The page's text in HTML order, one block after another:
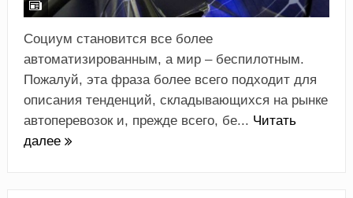
Социум становится все более
автоматизированным, а мир – беспилотным.
Пожалуй, эта фраза более всего подходит для
описания тенденций, складывающихся на рынке
автоперевозок и, прежде всего, бе... Читать
далее